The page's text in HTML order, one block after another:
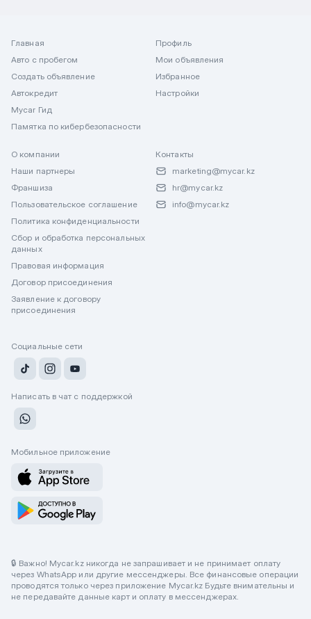
Главная
Авто с пробегом
Создать объявление
Автокредит
Mycar Гид
Памятка по кибербезопасности
Профиль
Мои объявления
Избранное
Настройки
О компании
Наши партнеры
Франшиза
Пользовательское соглашение
Политика конфиденциальности
Сбор и обработка персональных
данных
Правовая информация
Договор присоединения
Заявление к договору
присоединения
Контакты
marketing@mycar.kz
hr@mycar.kz
info@mycar.kz
Социальные сети
Написать в чат с поддержкой
Мобильное приложение
🔒 Важно! Mycar.kz никогда не запрашивает и не принимает оплату
через WhatsApp или другие мессенджеры. Все финансовые операции
проводятся только через приложение Mycar.kz Будьте внимательны и
не передавайте данные карт и оплату в мессенджерах.